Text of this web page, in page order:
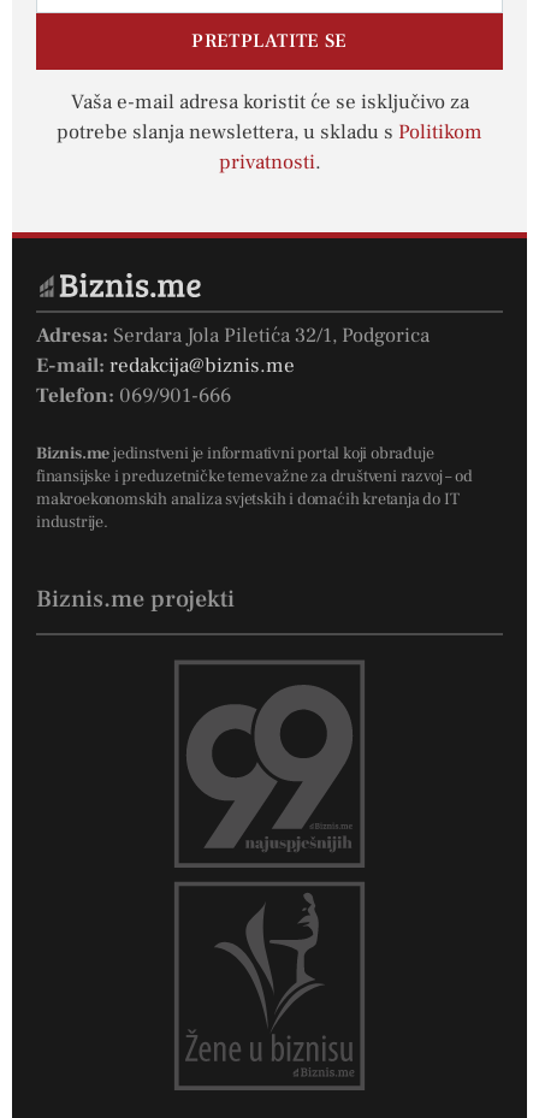
PRETPLATITE SE
Vaša e-mail adresa koristit će se isključivo za
potrebe slanja newslettera, u skladu s Politikom
privatnosti.
Adresa: Serdara Jola Piletića 32/1, Podgorica
E-mail: redakcija@biznis.me
Telefon: 069/901-666
Biznis.mejedinstveni je informativni portal koji obrađuje
finansijske i preduzetničke teme važne za društveni razvoj – od
makroekonomskih analiza svjetskih i domaćih kretanja do IT
industrije.
Biznis.me projekti